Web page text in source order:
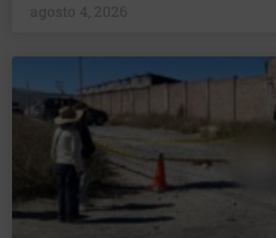
agosto 4, 2026